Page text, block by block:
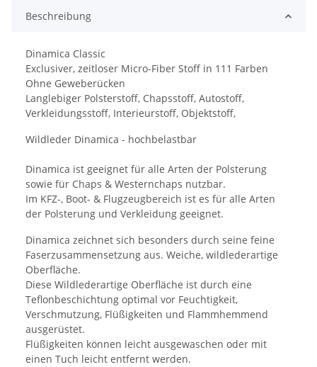
Beschreibung
Dinamica Classic
Exclusiver, zeitloser Micro-Fiber Stoff in 111 Farben
Ohne Geweberücken
Langlebiger Polsterstoff, Chapsstoff, Autostoff,
Verkleidungsstoff, Interieurstoff, Objektstoff,
Wildleder Dinamica - hochbelastbar
Dinamica ist geeignet für alle Arten der Polsterung
sowie für Chaps & Westernchaps nutzbar.
Im KFZ-, Boot- & Flugzeugbereich ist es für alle Arten
der Polsterung und Verkleidung geeignet.
Dinamica zeichnet sich besonders durch seine feine
Faserzusammensetzung aus. Weiche, wildlederartige
Oberfläche.
Diese Wildlederartige Oberfläche ist durch eine
Teflonbeschichtung optimal vor Feuchtigkeit,
Verschmutzung, Flüßigkeiten und Flammhemmend
ausgerüstet.
Flüßigkeiten können leicht ausgewaschen oder mit
einen Tuch leicht entfernt werden.